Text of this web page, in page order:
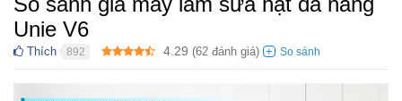
Unie V6
Thích 892 4.29 (62 đánh giá)